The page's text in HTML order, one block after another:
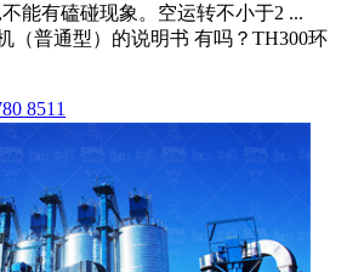
能有磕碰现象。空运转不小于2 ...
（普通型）的说明书 有吗？TH300环
8511